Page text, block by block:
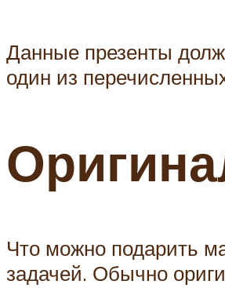
Данные презенты
один из
Что можно подарить
задачей. Обычно